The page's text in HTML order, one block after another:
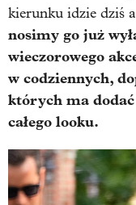
kierunku idzie dziś
nosimy go już
wieczorowego
w codziennych,
których ma
całego looku.